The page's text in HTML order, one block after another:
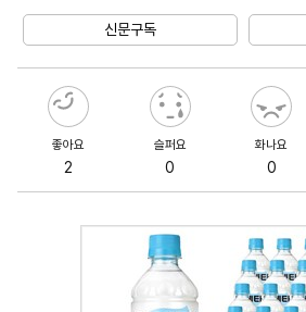
신문구독
좋아요
2
슬퍼요
0
화나요
0